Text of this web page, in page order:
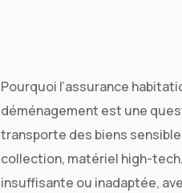
Pourquoi l’assurance
déménagement est une
transporte des biens
collection, matériel high-tech.
insuffisante ou inadaptée,